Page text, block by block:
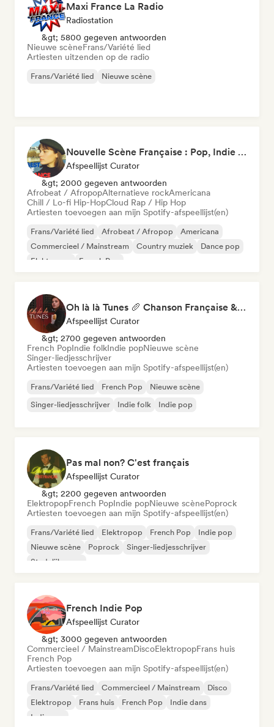
Maxi France La Radio
Radiostation
&gt; 5800 gegeven antwoorden
Nieuwe scèneFrans/Variété lied
Artiesten uitzenden op de radio
Frans/Variété lied Nieuwe scène
Nouvelle Scène Française : Pop, Indie & Chanson Émergente
Afspeellijst Curator
&gt; 2000 gegeven antwoorden
Afrobeat / AfropopAlternatieve rockAmericana
Chill / Lo-fi Hip-HopCloud Rap / Hip Hop
Artiesten toevoegen aan mijn Spotify-afspeellijst(en)
Frans/Variété lied Afrobeat / Afropop
Americana
Commercieel / Mainstream
Country muziek
Dance pop
Elektropop
French Pop
Oh là là Tunes 🥖 Chanson Française & Nouvelle Scène Française
Afspeellijst Curator
&gt; 2700 gegeven antwoorden
French PopIndie folkIndie popNieuwe scène
Singer-liedjesschrijver
Artiesten toevoegen aan mijn Spotify-afspeellijst(en)
Frans/Variété lied French Pop
Nieuwe scène
Singer-liedjesschrijver
Indie folk Indie pop
Pas mal non? C'est français
Afspeellijst Curator
&gt; 2200 gegeven antwoorden
ElektropopFrench PopIndie popNieuwe scènePoprock
Artiesten toevoegen aan mijn Spotify-afspeellijst(en)
Frans/Variété lied Elektropop French Pop
Indie pop
Nieuwe scène
Poprock
Singer-liedjesschrijver
Stedelijke pop
French Indie Pop
Afspeellijst Curator
&gt; 3000 gegeven antwoorden
Commercieel / MainstreamDiscoElektropopFrans huis
French Pop
Artiesten toevoegen aan mijn Spotify-afspeellijst(en)
Frans/Variété lied Commercieel / Mainstream
Disco
Elektropop
Frans huis French Pop
Indie dans
Indie pop